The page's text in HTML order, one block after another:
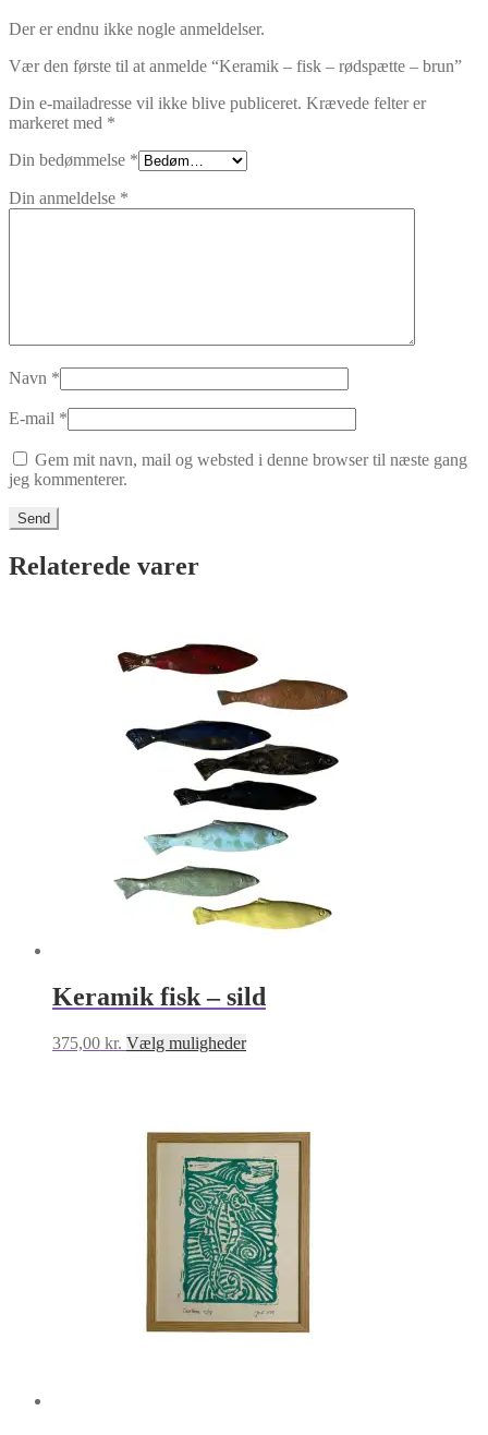
Der er endnu ikke nogle anmeldelser.
Vær den første til at anmelde “Keramik – fisk – rødspætte – brun”
Din e-mailadresse vil ikke blive publiceret. Krævede felter er
markeret med *
Din bedømmelse *
Din anmeldelse *
Navn *
E-mail *
Gem mit navn, mail og websted i denne browser til næste gang
jeg kommenterer.
Relaterede varer
Keramik fisk – sild
375,00 kr. Vælg mulighederDette
Mulighederne
kan
vælges
på
varesiden